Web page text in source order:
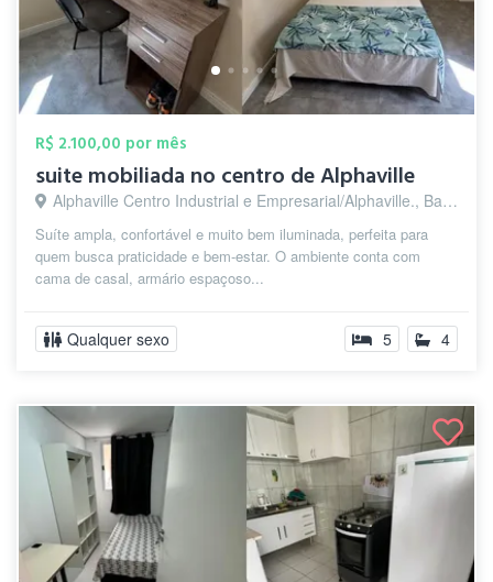
R$ 2.100,00 por mês
suite mobiliada no centro de Alphaville
Alphaville Centro Industrial e Empresarial/Alphaville., Barueri - SP
Suíte ampla, confortável e muito bem iluminada, perfeita para
quem busca praticidade e bem-estar. O ambiente conta com
cama de casal, armário espaçoso...
Qualquer sexo 5 4